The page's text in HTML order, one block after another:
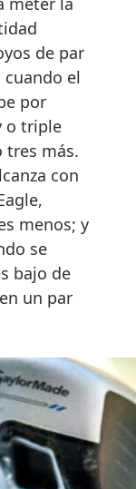
de par
el
por
o triple
tres más.
con
menos; y
se
bajo de
un par